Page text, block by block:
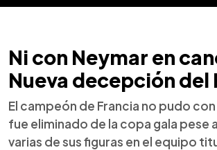
Ni con Neymar en
Nueva decepción del
El campeón de Francia no pudo con
fue eliminado de la copa gala pese
varias de sus figuras en el equipo